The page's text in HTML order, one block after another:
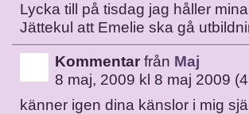
Lycka till på tisdag jag håller
Jättekul att Emelie ska gå
Kommentar från Maj
8 maj, 2009 kl 8 maj 2009
känner igen dina känslor i mig